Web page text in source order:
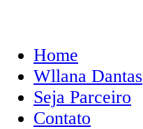
Home
Wllana Dantas
Seja Parceiro
Contato